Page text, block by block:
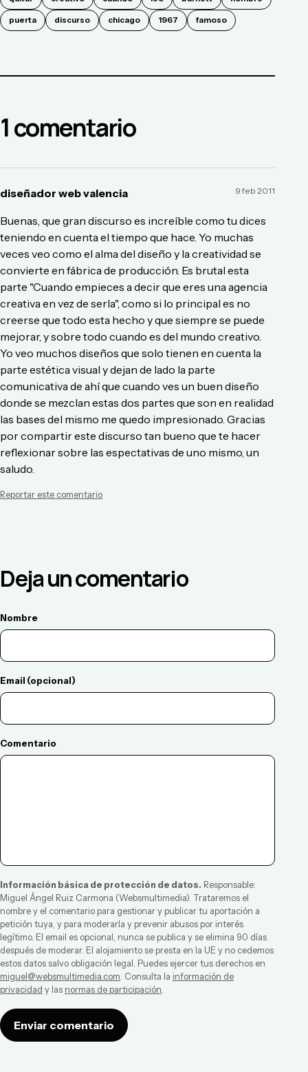
puerta discurso chicago 1967 famoso
1comentario
diseñador web valencia 9 feb 2011
Buenas, que gran discurso es increíble como tu dices
teniendo en cuenta el tiempo que hace. Yo muchas
veces veo como el alma del diseño y la creatividad se
convierte en fábrica de producción. Es brutal esta
parte "Cuando empieces a decir que eres una agencia
creativa en vez de serla", como si lo principal es no
creerse que todo esta hecho y que siempre se puede
mejorar, y sobre todo cuando es del mundo creativo.
Yo veo muchos diseños que solo tienen en cuenta la
parte estética visual y dejan de lado la parte
comunicativa de ahí que cuando ves un buen diseño
donde se mezclan estas dos partes que son en realidad
las bases del mismo me quedo impresionado. Gracias
por compartir este discurso tan bueno que te hacer
reflexionar sobre las espectativas de uno mismo, un
saludo.
Reportar este comentario
Deja un comentario
Nombre
Email (opcional)
Comentario
Información básica de protección de datos. Responsable:
Miguel Ángel Ruiz Carmona (Websmultimedia). Trataremos el
nombre y el comentario para gestionar y publicar tu aportación a
petición tuya, y para moderarla y prevenir abusos por interés
legítimo. El email es opcional, nunca se publica y se elimina 90 días
después de moderar. El alojamiento se presta en la UE y no cedemos
estos datos salvo obligación legal. Puedes ejercer tus derechos en
miguel@websmultimedia.com. Consulta la información de
privacidad y las normas de participación.
Enviar comentario